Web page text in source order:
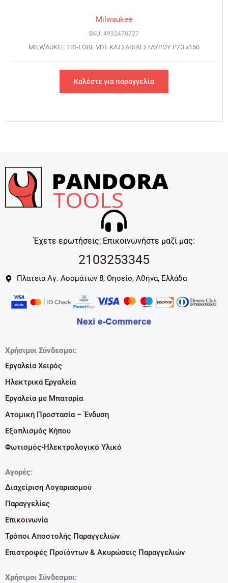
Milwaukee
SKU: 4932478727
MILWAUKEE TRI-LOBE VDE ΚΑΤΣΑΒΙΔΙ ΣΤΑΥΡΟΥ PZ3 x150
Καλέστε για παραγγελία
Έχετε ερωτήσεις; Επικοινωνήστε μαζί μας:
2103253345
Πλατεία Αγ. Ασομάτων 8, Θησείο, Αθήνα, Ελλάδα
Χρήσιμοι Σύνδεσμοι:
Εργαλεία Χειρός
Ηλεκτρικά Εργαλεία
Εργαλεία με Μπαταρία
Ατομική Προστασία – Ένδυση
Εξοπλισμός Κήπου
Φωτισμός-Ηλεκτρολογικό Υλικό
Αγορές:
Διαχείριση Λογαριασμού
Παραγγελίες
Επικοινωνία
Τρόποι Αποστολής Παραγγελιών
Επιστροφές Προϊόντων & Ακυρώσεις Παραγγελιών
Χρήσιμοι Σύνδεσμοι: